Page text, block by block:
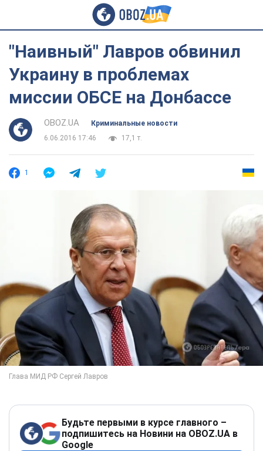
"Наивный" Лавров обвинил
Украину в проблемах
миссии ОБСЕ на Донбассе
OBOZ.UA
Криминальные новости
6.06.2016 17:46
17,1 т.
1
Будьте первыми в курсе главного –
подпишитесь на Новини на OBOZ.UA в
Google